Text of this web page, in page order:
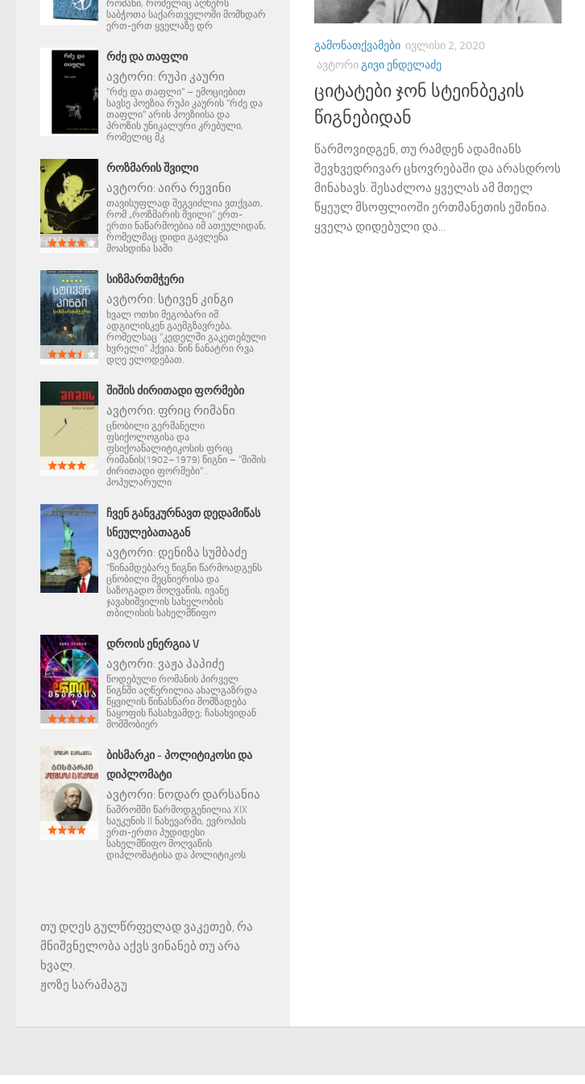
ᲒᲐᲛᲝᲜᲐᲗᲥᲕᲐᲛᲔᲑᲘ ᲘᲕᲚᲘᲡᲘ 2, 2020
ᲐᲕᲢᲝᲠᲘᲒᲘᲕᲘ ᲔᲜᲓᲔᲚᲐᲫᲔ
ციტატები ჯონ სტეინბეკის
წიგნებიდან
წარმოვიდგენ, თუ რამდენ ადამიანს
შევხვედრივარ ცხოვრებაში და არასდროს
მინახავს. შესაძლოა ყველას ამ მთელ
წყეულ მსოფლიოში ერთმანეთის ეშინია.
ყველა დიდებული და...
რომანი, რომელიც აღწერს
საბჭოთა საქართველოში მომხდარ
ერთ-ერთ ყველაზე დრ
ᲠᲫᲔ ᲓᲐ ᲗᲐᲤᲚᲘ
ავტორი: რუპი კაური
"რძე და თაფლი" – ემოციებით
სავსე პოეზია რუპი კაურის "რძე და
თაფლი" არის პოეზიისა და
პროზის უნიკალური კრებული,
რომელიც მკ
ᲠᲝᲖᲛᲐᲠᲘᲡ ᲨᲕᲘᲚᲘ
ავტორი: აირა რევინი
თავისუფლად შეგვიძლია ვთქვათ,
რომ „როზმარის შვილი" ერთ-
ერთი ნაწარმოებია იმ ათეულიდან,
რომელმაც დიდი გავლენა
მოახდინა საში
ᲡᲘᲖᲛᲐᲠᲗᲛᲭᲔᲠᲘ
ავტორი: სტივენ კინგი
ხვალ ოთხი მეგობარი იმ
ადგილისკენ გაემგზავრება,
რომელსაც "კედელში გაკეთებული
ხვრელი" ჰქვია. წინ ნანატრი რვა
დღე ელოდებათ.
ᲨᲘᲨᲘᲡ ᲫᲘᲠᲘᲗᲐᲓᲘ ᲤᲝᲠᲛᲔᲑᲘ
ავტორი: ფრიც რიმანი
ცნობილი გერმანელი
ფსიქოლოგისა და
ფსიქოანალიტიკოსის ფრიც
რიმანის(1902–1979) წიგნი – "შიშის
ძირითადი ფორმები" .
პოპულარული
ᲩᲕᲔᲜ ᲒᲐᲜᲕᲙᲣᲠᲜᲐᲕᲗ ᲓᲔᲓᲐᲛᲘᲬᲐᲡ
ᲡᲜᲔᲣᲚᲔᲑᲐᲗᲐᲒᲐᲜ
ავტორი: დენიზა სუმბაძე
"წინამდებარე წიგნი წარმოადგენს
ცნობილი მეცნიერისა და
საზოგადო მოღვაწის, ივანე
ჯავახიშვილის სახელობის
თბილისის სახელმწიფო
ᲓᲠᲝᲘᲡ ᲔᲜᲔᲠᲒᲘᲐ V
ავტორი: ვაჟა პაპიძე
წოდებული რომანის პირველ
წიგნში აღწერილია ახალგაზრდა
წყვილის წინასწარი მომზადება
ნაყოფის ჩასახვამდე; ჩასახვიდან
მომშობიერ
ᲑᲘᲡᲛᲐᲠᲙᲘ - ᲞᲝᲚᲘᲢᲘᲙᲝᲡᲘ ᲓᲐ
ᲓᲘᲞᲚᲝᲛᲐᲢᲘ
ავტორი: ნოდარ დარსანია
ნაშრომში წარმოდგენილია XIX
საუკუნის II ნახევარში, ევროპის
ერთ-ერთი პუდიდესი
სახელმწიფო მოღვაწის
დიპლომატისა და პოლიტიკოს
თუ დღეს გულწრფელად ვაკეთებ, რა
მნიშვნელობა აქვს ვინანებ თუ არა
ხვალ.
ჟოზე სარამაგუ